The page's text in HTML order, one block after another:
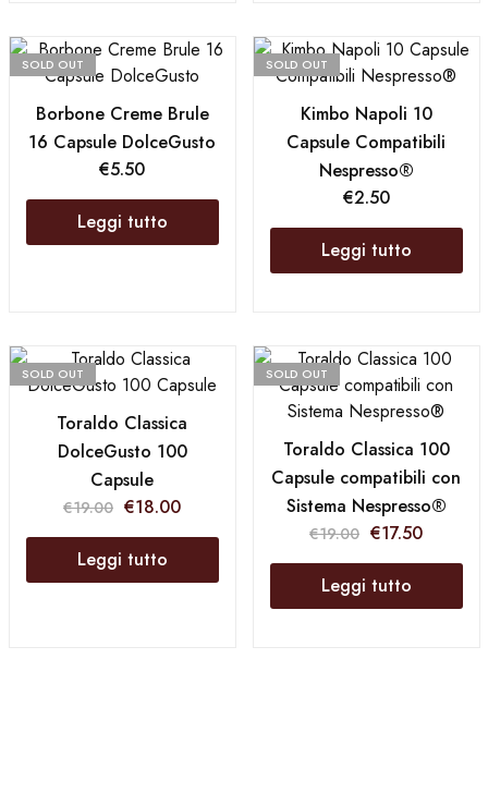
SOLD OUT
Borbone Creme Brule
16 Capsule DolceGusto
€5.50
Leggi tutto
SOLD OUT
Kimbo Napoli 10
Capsule Compatibili
Nespresso®
€2.50
Leggi tutto
SOLD OUT
Toraldo Classica
DolceGusto 100
Capsule
€19.00 €18.00
Leggi tutto
SOLD OUT
Toraldo Classica 100
Capsule compatibili con
Sistema Nespresso®
€19.00 €17.50
Leggi tutto